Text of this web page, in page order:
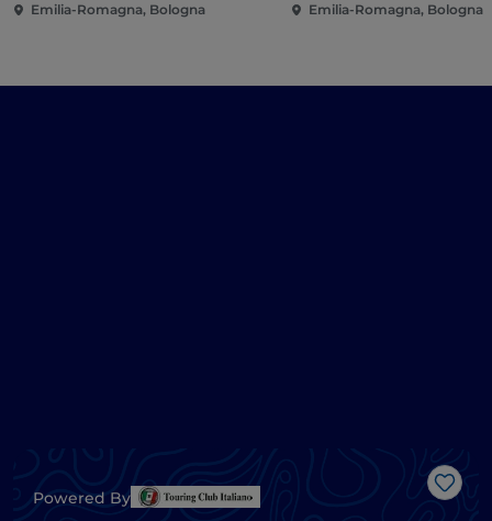
Emilia-Romagna, Bologna Emilia-Romagna, Bologna
Powered By